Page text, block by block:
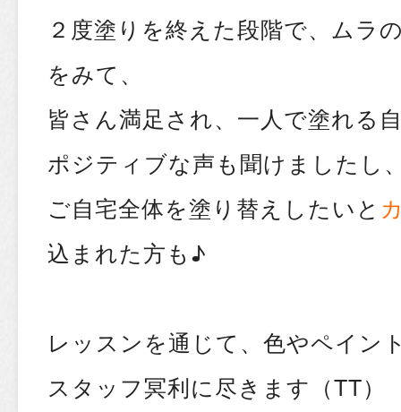
２度塗りを終えた段階で、ムラ
をみて、
皆さん満足され、一人で塗れる
ポジティブな声も聞けましたし
ご自宅全体を塗り替えしたいと
込まれた方も♪
レッスンを通じて、色やペイン
スタッフ冥利に尽きます（TT）